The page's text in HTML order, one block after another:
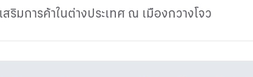
ริมการค้าในต่างประเทศ ณ เมืองกวางโจว